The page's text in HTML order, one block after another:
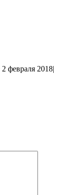
2 февраля 2018|